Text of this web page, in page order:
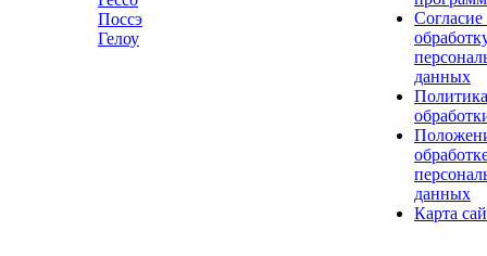
Поссэ
Гелоу
Согласие
данных
Политика
данных
Карта